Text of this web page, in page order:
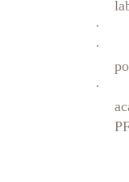
·
·
·